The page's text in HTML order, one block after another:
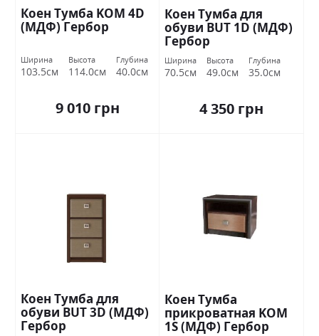
Коен Тумба KOM 4D
(МДФ) Гербор
Ширина
103.5см
Высота
114.0см
Глубина
40.0см
9 010 грн
Коен Тумба для
обуви BUT 1D (МДФ)
Гербор
Ширина
70.5см
Высота
49.0см
Глубина
35.0см
4 350 грн
Коен Тумба для
обуви BUT 3D (МДФ)
Гербор
Коен Тумба
прикроватная KOM
1S (МДФ) Гербор